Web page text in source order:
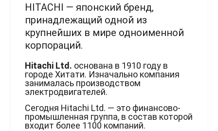
HITACHI — японский бренд,
принадлежащий одной из
крупнейших в мире одноименной
корпораций.
Hitachi Ltd. основана в 1910 году в
городе Хитати. Изначально компания
занималась производством
электродвигателей.
Сегодня Hitachi Ltd. — это финансово-
промышленная группа, в состав которой
входит более 1100 компаний.